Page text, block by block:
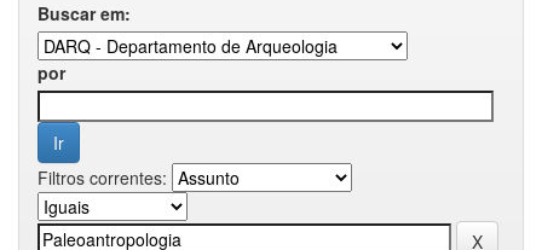
Buscar em:
por
Filtros correntes: